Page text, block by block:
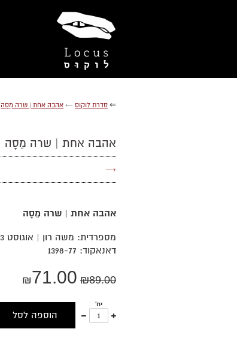
⇐ סדרת לוקוס ← אהבה אחת | שרה מֵסָה
אהבה אחת | שרה מֵסָה
→
אהבה אחת | שרה מֵסָה
דאנאקוד: 1398-77
₪89.00
₪71.00
יח'
עוד
אחד
הוספה לסל